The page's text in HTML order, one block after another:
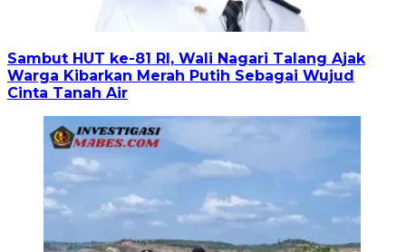
Sambut HUT ke-81 RI, Wali Nagari Talang Ajak
Warga Kibarkan Merah Putih Sebagai Wujud
Cinta Tanah Air